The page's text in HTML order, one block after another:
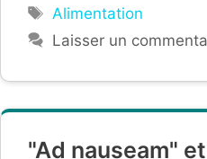
Étiquettes
Alimentation
Laisser un
"Ad nauseam"